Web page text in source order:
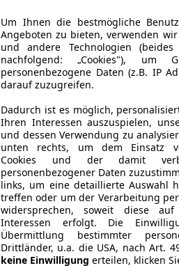
Um Ihnen die bestmögliche
Angeboten zu bieten, verwenden
und andere Technologien
nachfolgend: „Cookies"), um
personenbezogene Daten (z.B. IP
darauf zuzugreifen.
Dadurch ist es möglich,
Ihren Interessen auszuspielen,
und dessen Verwendung zu
unten rechts, um dem Einsatz
Cookies und der damit
personenbezogener Daten
links, um eine detaillierte Auswahl
treffen oder um der Verarbeitung
widersprechen, soweit diese
Interessen erfolgt. Die
Übermittlung bestimmter
Drittländer, u.a. die USA, nach Art.
keine Einwilligung erteilen, klicken